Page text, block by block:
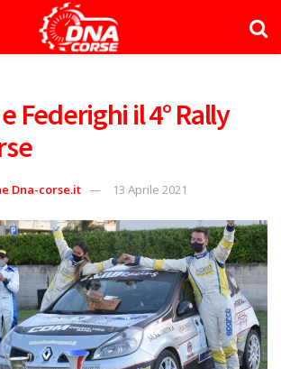
Federighi il 4° Rally
Dna-corse.it 13 Aprile 2021